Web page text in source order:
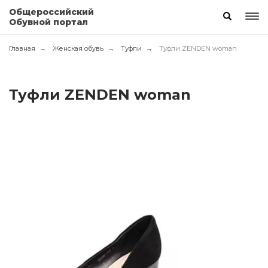
Общероссийский
Обувной портал
Главная Женская обувь Туфли Туфли ZENDEN woman
Туфли ZENDEN woman